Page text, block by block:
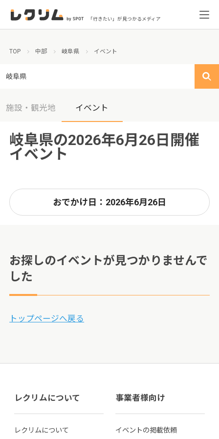
「行きたい」が見つかるメディア
TOP 中部 岐阜県 イベント
岐阜県
施設・観光地 イベント
岐阜県の2026年6月26日開催
イベント
おでかけ日：2026年6月26日
お探しのイベントが見つかりませんで
した
トップページへ戻る
レクリムについて
レクリムについて
事業者様向け
イベントの掲載依頼